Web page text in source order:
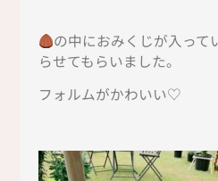
の中におみくじが入って
らせてもらいました。
フォルムがかわいい♡